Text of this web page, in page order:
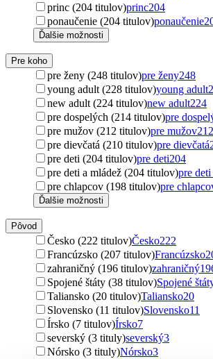
princ (204 titulov)princ204
ponaučenie (204 titulov)ponaučenie
Ďalšie možnosti
Pre koho
pre ženy (248 titulov)pre ženy248
young adult (228 titulov)young adult
new adult (224 titulov)new adult224
pre dospelých (214 titulov)pre
pre mužov (212 titulov)pre mužov212
pre dievčatá (210 titulov)pre dievčatá
pre deti (204 titulov)pre deti204
pre deti a mládež (204 titulov)pre
pre chlapcov (198 titulov)pre
Ďalšie možnosti
Pôvod
Česko (222 titulov)Česko222
Francúzsko (207 titulov)Francúzsko
zahraničný (196 titulov)zahraničný
Spojené štáty (38 titulov)Spojené
Taliansko (20 titulov)Taliansko20
Slovensko (11 titulov)Slovensko11
Írsko (7 titulov)Írsko7
severský (3 tituly)severský3
Nórsko (3 tituly)Nórsko3